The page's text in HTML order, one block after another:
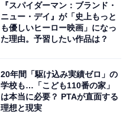
『スパイダーマン：ブランド・
ニュー・デイ』が「史上もっと
も優しいヒーロー映画」になっ
た理由。予習したい作品は？
20年間「駆け込み実績ゼロ」の
学校も…「こども110番の家」
は本当に必要？ PTAが直面する
理想と現実